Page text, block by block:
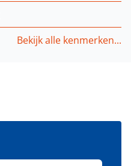
Bekijk alle kenmerken...